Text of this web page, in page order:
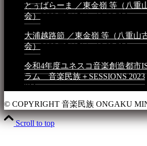
とぅばらーま ／東金嶺 等（八重
会）2023年5月5日 - 10:08 PM
大浦越路節 ／東金嶺 等（八重山
会）2023年5月5日 - 10:03 PM
令和4年度ユネスコ音楽創造都市
ラム 音楽民族＋SESSIONS 2023
PM
© COPYRIGHT 音楽民族 ONGAKU
Scroll to top